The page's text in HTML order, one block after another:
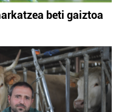
beti gaiztoa